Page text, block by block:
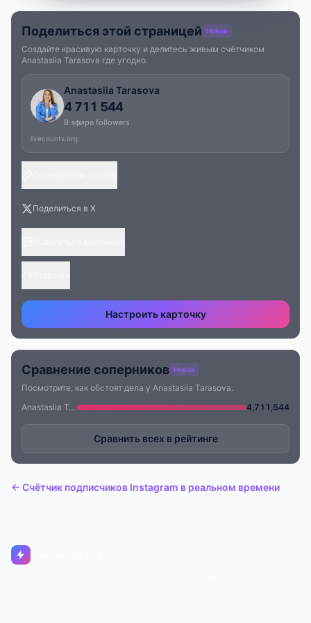
Поделиться этой страницей Новое
Создайте красивую карточку и делитесь живым счётчиком
Anastasiia Tarasova где угодно.
Anastasiia Tarasova
4 711 544
В эфире followers
livecounts.org
Поделиться в X
Настроить карточку
Сравнение соперников Новое
Посмотрите, как обстоят дела у Anastasiia Tarasova.
Anastasiia Tarasova
4,711,544
Сравнить всех в рейтинге
← Счётчик подписчиков Instagram в реальном времени